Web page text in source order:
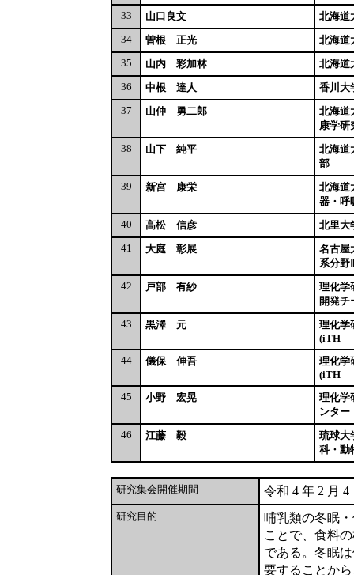
33
山口良文
北海道
34
曽根 正光
北海道
35
山内 彩加林
北海道
36
中根 達人
香川大
37
山仲 勇二郎
北海道
康学研
38
山下 純平
北海道
部
39
新宮 康栄
北海道
器・呼
40
高松 信彦
北里大
41
大庭 彰展
名古屋
系分野Ⅱ
42
戸部 有紗
理化学
開発チ
43
黒澤 元
理化学
(iTH
44
儀保 伸吾
理化学
(iTH
45
小野 宏晃
理化学
ンター
46
江藤 毅
琉球大
科・動
研究集会開催期間 令和 4 年 2 月 4
研究目的
哺乳類の冬眠
ことで、食料
である。冬眠
要することか